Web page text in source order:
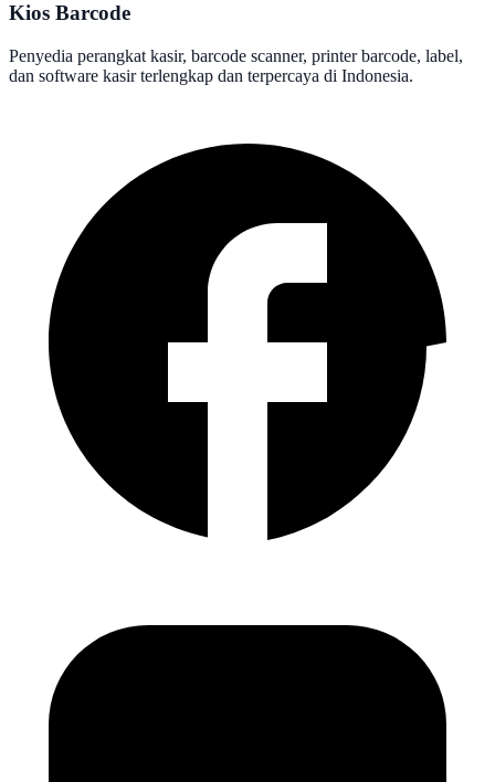
Kios Barcode
Penyedia perangkat kasir, barcode scanner, printer barcode, label,
dan software kasir terlengkap dan terpercaya di Indonesia.